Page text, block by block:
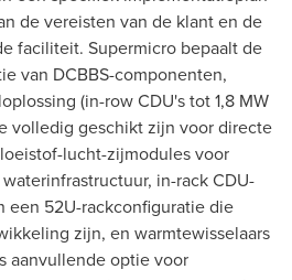
de vereisten van de klant en de
faciliteit. Supermicro bepaalt de
van DCBBS-componenten,
(in-row CDU's tot 1,8 MW
volledig geschikt zijn voor directe
lucht-zijmodules voor
in-rack CDU-
een 52U-rackconfiguratie die
zijn, en warmtewisselaars
aanvullende optie voor